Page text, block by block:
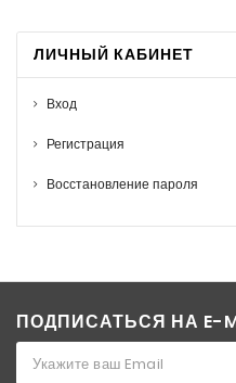
ЛИЧНЫЙ КАБИНЕТ
Вход
Регистрация
Восстановление пароля
ПОДПИСАТЬСЯ НА E-